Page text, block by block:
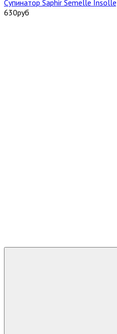
Супинатор Saphir Semelle
630руб